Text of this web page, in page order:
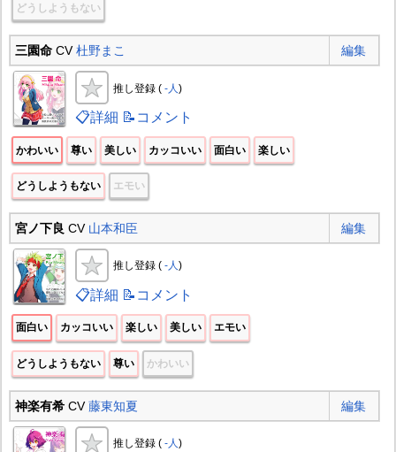
どうしようもない
三園命CV杜野まこ 編集
推し登録 ( -人 )
📋詳細 📝コメント
かわいい 尊い 美しい カッコいい 面白い 楽しい
どうしようもない エモい
宮ノ下良 CV 山本和臣 編集
推し登録 ( -人)
📋詳細 📝コメント
面白い カッコいい 楽しい 美しい エモい
どうしようもない 尊い かわいい
神楽有希CV藤東知夏 編集
推し登録 ( -人)